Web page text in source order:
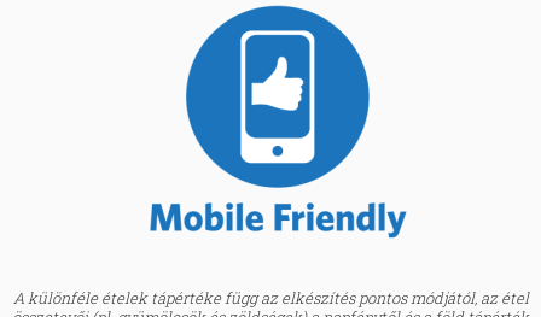
A különféle ételek tápértéke függ az elkészítés pontos módjától, az étel